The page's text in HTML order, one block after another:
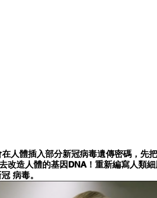
人體插入部分新冠病毒遺傳密碼，先
改造人體的基因DNA！重新編寫人類
病毒。